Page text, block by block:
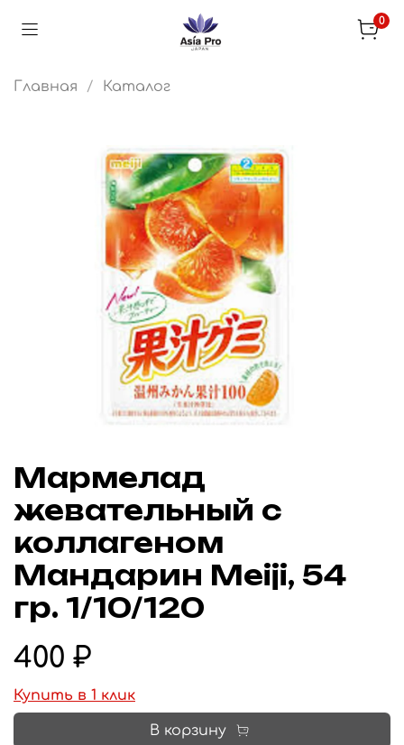
0
Главная Каталог
Мармелад
жевательный с
коллагеном
Мандарин Meiji, 54
гр. 1/10/120
400 ₽
Купить в 1 клик
В корзину